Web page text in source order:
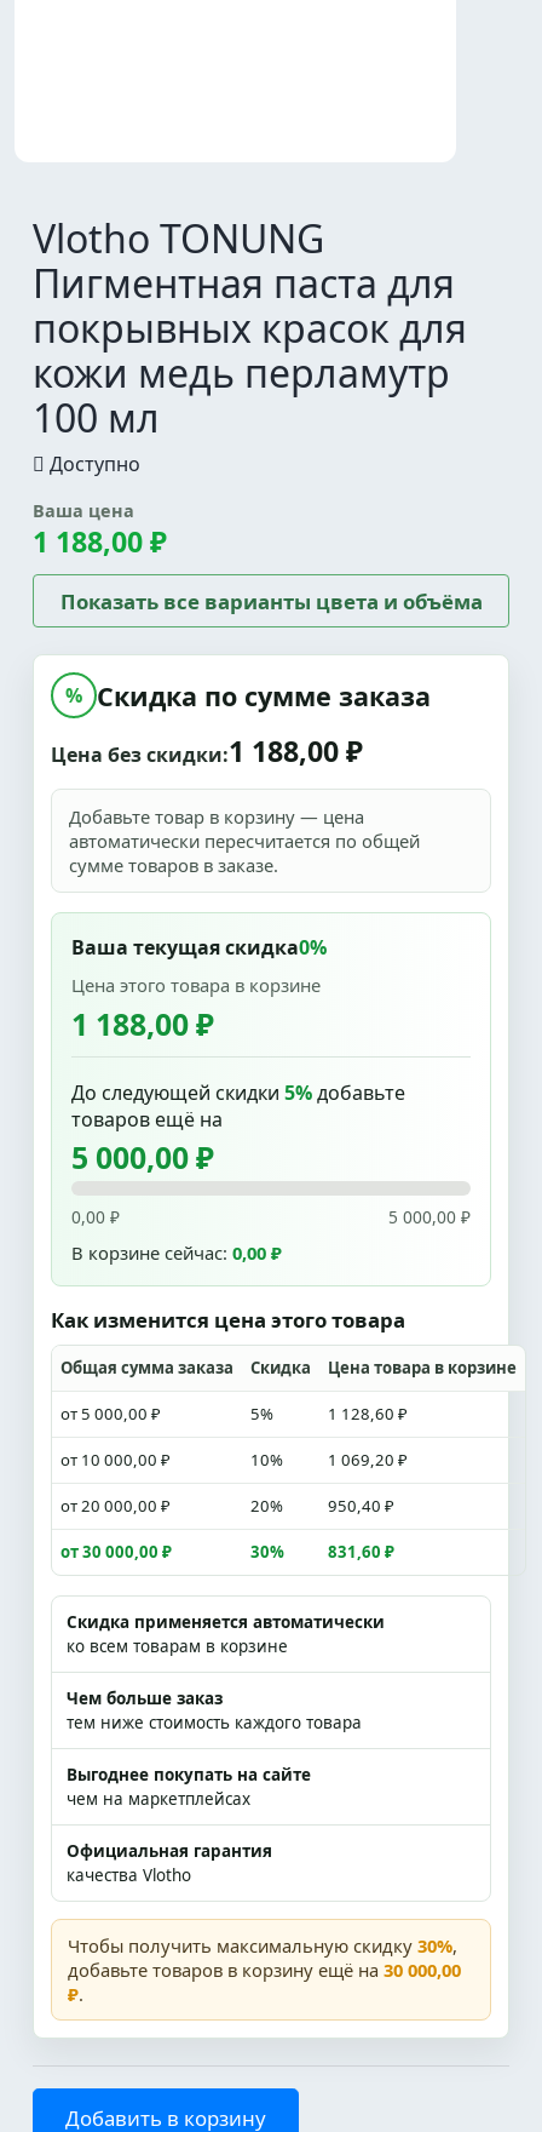
Vlotho TONUNG
Пигментная паста для
покрывных красок для
кожи медь перламутр
100 мл
Доступно
Ваша цена
1 188,00 ₽
Показать все варианты цвета и объёма
% Скидка по сумме заказа
Цена без скидки:1 188,00 ₽
Добавьте товар в корзину — цена
автоматически пересчитается по общей
сумме товаров в заказе.
Ваша текущая скидка0%
Цена этого товара в корзине
1 188,00 ₽
До следующей скидки 5%добавьте
товаров ещё на
5 000,00 ₽
0,00 ₽ 5 000,00 ₽
В корзине сейчас: 0,00 ₽
Как изменится цена этого товара
Общая сумма заказа Скидка Цена товара в корзине
от 5 000,00 ₽ 5% 1 128,60 ₽
от 10 000,00 ₽ 10% 1 069,20 ₽
от 20 000,00 ₽ 20% 950,40 ₽
от 30 000,00 ₽ 30% 831,60 ₽
Скидка применяется автоматически
ко всем товарам в корзине
Чем больше заказ
тем ниже стоимость каждого товара
Выгоднее покупать на сайте
чем на маркетплейсах
Официальная гарантия
качества Vlotho
Чтобы получить максимальную скидку 30%,
добавьте товаров в корзину ещё на 30 000,00
₽.
Добавить в корзину